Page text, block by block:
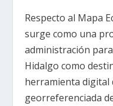
Respecto al Mapa
surge como una
administración
Hidalgo como
herramienta digital
georreferenciada